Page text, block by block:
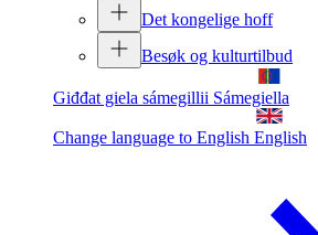
Det kongelige hoff
Besøk og kulturtilbud
Giđđat giela sámegillii Sámegiella
Change language to English English